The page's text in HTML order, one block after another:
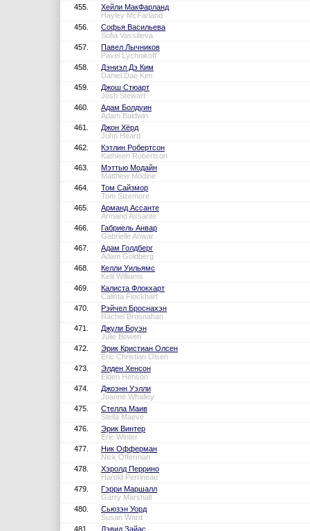
455.
Хейли МакФарланд
Hayley McFarland
456.
Софья Васильева
Sofia Vassilieva
457.
Павел Лычников
Pavel Lychnikoff
458.
Дэниэл Дэ Ким
Daniel Dae Kim
459.
Джош Стюарт
Josh Stewart
460.
Адам Болдуин
Adam Baldwin
461.
Джон Хёрд
John Heard
462.
Кэтлин Робертсон
Kathleen Robertson
463.
Мэттью Модайн
Matthew Modine
464.
Том Сайзмор
Tom Sizemore
465.
Арманд Ассанте
Armand Assante
466.
Габриель Анвар
Gabrielle Anwar
467.
Адам Голдберг
Adam Goldberg
468.
Келли Уильямс
Kelli Williams
469.
Калиста Флокхарт
Calista Flockhart
470.
Рэйчел Броснахэн
Rachel Brosnahan
471.
Джули Боуэн
Julie Bowen
472.
Эрик Кристиан Олсен
Eric Christian Olsen
473.
Элден Хенсон
Elden Henson
474.
Джоэнн Уэлли
Joanne Whalley
475.
Стелла Маив
Stella Maeve
476.
Эрик Винтер
Eric Winter
477.
Ник Офферман
Nick Offerman
478.
Хэролд Перрино
Harold Perrineau
479.
Гэрри Маршалл
Garry Marshall
480.
Сьюзэн Уорд
Susan Ward
481.
Дэвид Зайас